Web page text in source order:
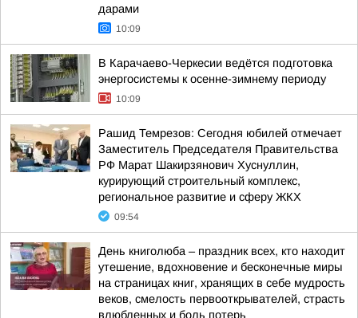
дарами
10:09
В Карачаево-Черкесии ведётся подготовка
энергосистемы к осенне-зимнему периоду
10:09
Рашид Темрезов: Сегодня юбилей отмечает
Заместитель Председателя Правительства
РФ Марат Шакирзянович Хуснуллин,
курирующий строительный комплекс,
региональное развитие и сферу ЖКХ
09:54
День книголюба – праздник всех, кто находит
утешение, вдохновение и бесконечные миры
на страницах книг, хранящих в себе мудрость
веков, смелость первооткрывателей, страсть
влюбленных и боль потерь